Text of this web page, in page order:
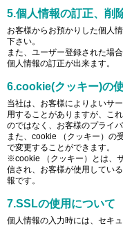
5.個人情報の訂正、削
お客様からお預かりした個人
下さい。
また、ユーザー登録された場
個人情報の訂正が出来ます。
6.cookie(クッキー)の
当社は、お客様によりよいサ
用することがありますが、こ
のではなく、お客様のプライ
また、cookie （クッキー）の
で変更することができます。
※cookie （クッキー）とは、
信され、お客様が使用してい
報です。
7.SSLの使用について
個人情報の入力時には、セキ